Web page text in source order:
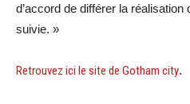
d’accord de différer la réalisation
suivie. »
Retrouvez ici le site de Gotham city.